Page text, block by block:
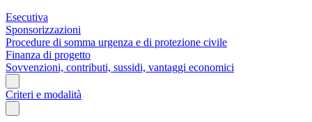
Esecutiva
Sponsorizzazioni
Procedure di somma urgenza e di protezione civile
Finanza di progetto
Sovvenzioni, contributi, sussidi, vantaggi economici
Criteri e modalità